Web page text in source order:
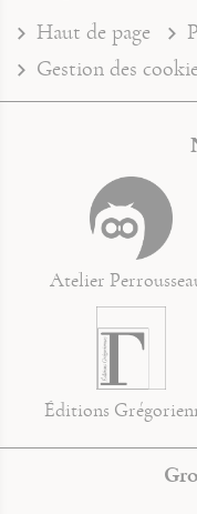
Haut de page
Gestion des
Atelier
Éditions